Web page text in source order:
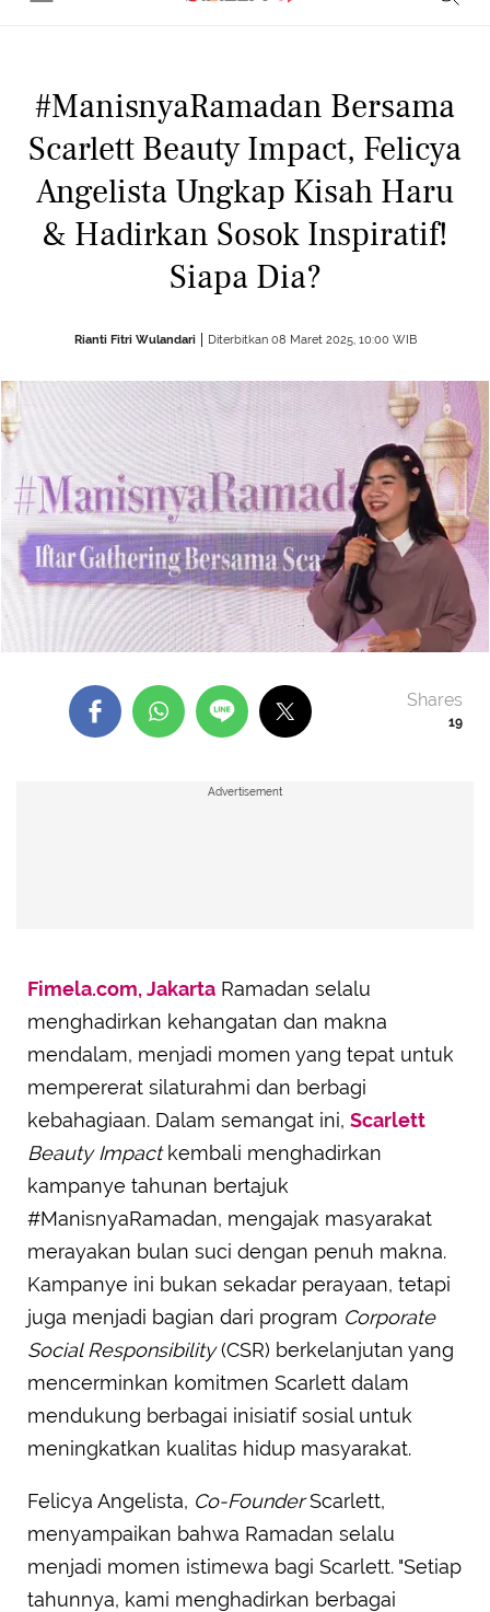
#ManisnyaRamadan Bersama
Scarlett Beauty Impact, Felicya
Angelista Ungkap Kisah Haru
& Hadirkan Sosok Inspiratif!
Siapa Dia?
Rianti Fitri Wulandari Diterbitkan 08 Maret 2025, 10:00 WIB
19
Shares
Advertisement
Fimela.com, Jakarta Ramadan selalu
menghadirkan kehangatan dan makna
mendalam, menjadi momen yang tepat untuk
mempererat silaturahmi dan berbagi
kebahagiaan. Dalam semangat ini, Scarlett
Beauty Impactkembali menghadirkan
kampanye tahunan bertajuk
#ManisnyaRamadan, mengajak masyarakat
merayakan bulan suci dengan penuh makna.
Kampanye ini bukan sekadar perayaan, tetapi
juga menjadi bagian dari program Corporate
Social Responsibility(CSR) berkelanjutan yang
mencerminkan komitmen Scarlett dalam
mendukung berbagai inisiatif sosial untuk
meningkatkan kualitas hidup masyarakat.
Felicya Angelista, Co-FounderScarlett,
menyampaikan bahwa Ramadan selalu
menjadi momen istimewa bagi Scarlett. "Setiap
tahunnya, kami menghadirkan berbagai